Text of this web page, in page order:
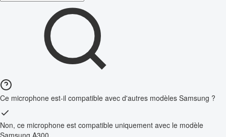
Ce microphone est-il compatible avec d'autres modèles Samsung ?
Non, ce microphone est compatible uniquement avec le modèle